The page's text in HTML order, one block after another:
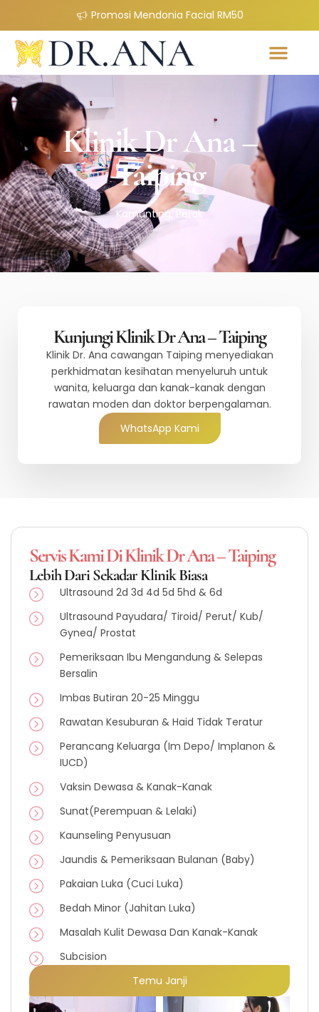
Promosi Mendonia Facial RM50
Klinik Dr Ana –
Taiping
Kamunting, Perak
Kunjungi Klinik Dr Ana – Taiping
Klinik Dr. Ana cawangan Taiping menyediakan
perkhidmatan kesihatan menyeluruh untuk
wanita, keluarga dan kanak-kanak dengan
rawatan moden dan doktor berpengalaman.
WhatsApp Kami
Servis Kami Di Klinik Dr Ana – Taiping
Lebih Dari Sekadar Klinik Biasa
Ultrasound 2d 3d 4d 5d 5hd & 6d
Ultrasound Payudara/ Tiroid/ Perut/ Kub/
Gynea/ Prostat
Pemeriksaan Ibu Mengandung & Selepas
Bersalin
Imbas Butiran 20-25 Minggu
Rawatan Kesuburan & Haid Tidak Teratur
Perancang Keluarga (Im Depo/ Implanon &
IUCD)
Vaksin Dewasa & Kanak-Kanak
Sunat(Perempuan & Lelaki)
Kaunseling Penyusuan
Jaundis & Pemeriksaan Bulanan (Baby)
Pakaian Luka (Cuci Luka)
Bedah Minor (Jahitan Luka)
Masalah Kulit Dewasa Dan Kanak-Kanak
Subcision
Temu Janji